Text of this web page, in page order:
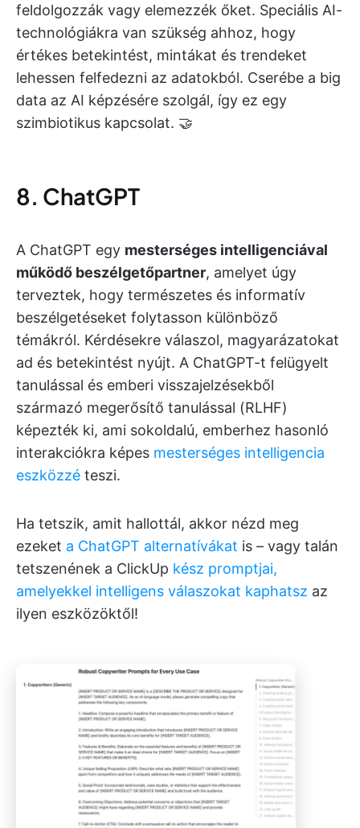
feldolgozzák vagy elemezzék őket. Speciális AI-
technológiákra van szükség ahhoz, hogy
értékes betekintést, mintákat és trendeket
lehessen felfedezni az adatokból. Cserébe a big
data az AI képzésére szolgál, így ez egy
szimbiotikus kapcsolat. 🤝
8. ChatGPT
A ChatGPT egy mesterséges intelligenciával
működő beszélgetőpartner, amelyet úgy
terveztek, hogy természetes és informatív
beszélgetéseket folytasson különböző
témákról. Kérdésekre válaszol, magyarázatokat
ad és betekintést nyújt. A ChatGPT-t felügyelt
tanulással és emberi visszajelzésekből
származó megerősítő tanulással (RLHF)
képezték ki, ami sokoldalú, emberhez hasonló
interakciókra képes mesterséges intelligencia
eszközzé teszi.
Ha tetszik, amit hallottál, akkor nézd meg
ezeket a ChatGPT alternatívákat is – vagy talán
tetszenének a ClickUp kész promptjai,
amelyekkel intelligens válaszokat kaphatsz az
ilyen eszközöktől!